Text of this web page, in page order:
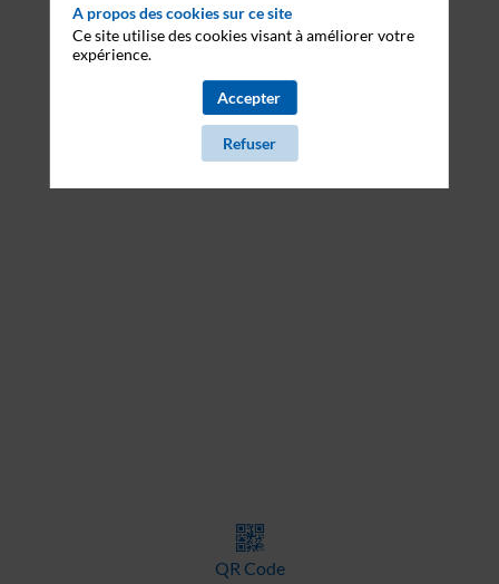
Il manque du contenu : rafraichissez votre navigateur
QR Code
A propos des cookies sur ce site
Ce site utilise des cookies visant à améliorer votre
expérience.
Accepter
Refuser